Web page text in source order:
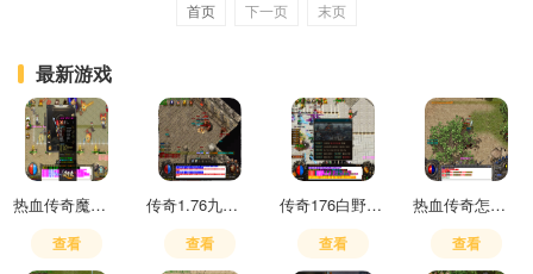
首页 下一页 末页
最新游戏
热血传奇魔法盾书哪里打
查看
传奇1.76九重强化技能
查看
传奇176白野猪在哪里刷
查看
热血传奇怎么赚人民币最快
查看